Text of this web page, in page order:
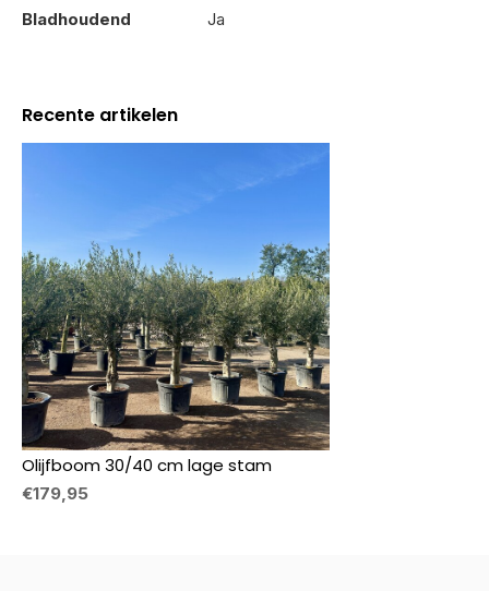
Bladhoudend
Ja
Recente artikelen
Olijfboom 30/40 cm lage stam
€179,95